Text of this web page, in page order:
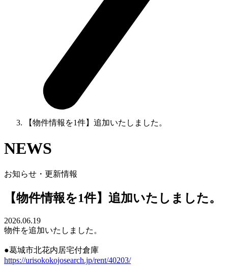
【物件情報を1件】追加いたしました。
NEWS
お知らせ・更新情報
【物件情報を1件】追加いたしました。
2026.06.19
物件を追加いたしました。
●葛城市北花内居宅付倉庫
https://urisokokojosearch.jp/rent/40203/